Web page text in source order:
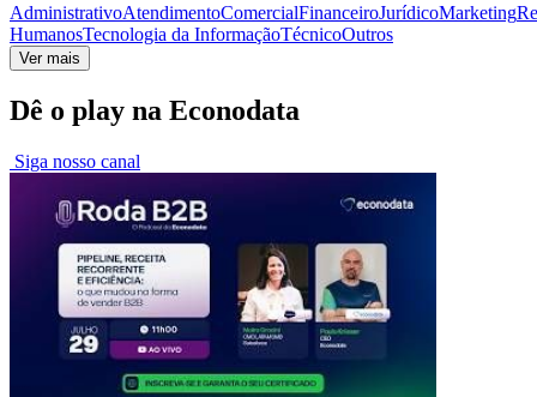
AdministrativoAtendimentoComercialFinanceiroJurídicoMarketing
HumanosTecnologia da InformaçãoTécnicoOutros
Ver mais
Dê o play na Econodata
Siga nosso canal